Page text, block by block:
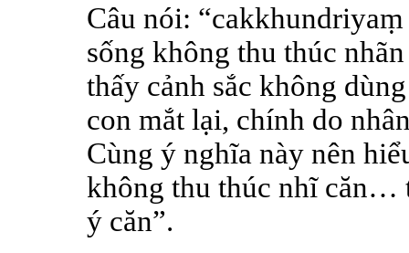
Câu nói:
sống không thu thúc
thấy cảnh sắc không
con mắt lại, chính do
Cùng ý nghĩa này nên
không thu thúc nhĩ
ý căn”.